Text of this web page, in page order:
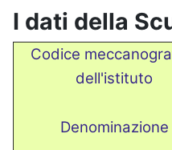
I dati della
Codice
dell'istituto
Denominazione